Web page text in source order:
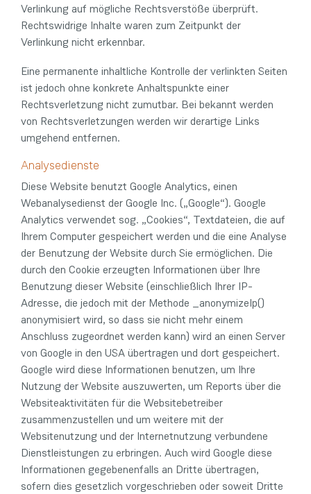
Verlinkung auf mögliche Rechtsverstöße überprüft.
Rechtswidrige Inhalte waren zum Zeitpunkt der
Verlinkung nicht erkennbar.
Eine permanente inhaltliche Kontrolle der verlinkten Seiten
ist jedoch ohne konkrete Anhaltspunkte einer
Rechtsverletzung nicht zumutbar. Bei bekannt werden
von Rechtsverletzungen werden wir derartige Links
umgehend entfernen.
Analysedienste
Diese Website benutzt Google Analytics, einen
Webanalysedienst der Google Inc. („Google“). Google
Analytics verwendet sog. „Cookies“, Textdateien, die auf
Ihrem Computer gespeichert werden und die eine Analyse
der Benutzung der Website durch Sie ermöglichen. Die
durch den Cookie erzeugten Informationen über Ihre
Benutzung dieser Website (einschließlich Ihrer IP-
Adresse, die jedoch mit der Methode _anonymizeIp()
anonymisiert wird, so dass sie nicht mehr einem
Anschluss zugeordnet werden kann) wird an einen Server
von Google in den USA übertragen und dort gespeichert.
Google wird diese Informationen benutzen, um Ihre
Nutzung der Website auszuwerten, um Reports über die
Websiteaktivitäten für die Websitebetreiber
zusammenzustellen und um weitere mit der
Websitenutzung und der Internetnutzung verbundene
Dienstleistungen zu erbringen. Auch wird Google diese
Informationen gegebenenfalls an Dritte übertragen,
sofern dies gesetzlich vorgeschrieben oder soweit Dritte